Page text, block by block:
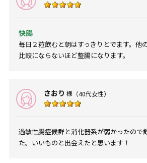
快腸
毎日２粒飲むと朝はすっきりとでます。他
比較にならないほど整腸になります。
さおり 様 （40代女性）
過敏性腸症候群と消化器系が弱かったので
た。いいものと出会えたと思います！